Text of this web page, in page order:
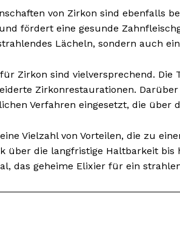
von Zirkon sind ebenfalls
fördert eine gesunde
Lächeln, sondern auch
Zirkon sind vielversprechend. Die
Zirkonrestaurationen.
Verfahren eingesetzt, die über
Vielzahl von Vorteilen, die zu
über die langfristige Haltbarkeit
das geheime Elixier für ein